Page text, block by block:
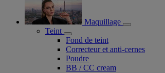
Maquillage
Teint
Fond de teint
Correcteur et anti-cernes
Poudre
BB / CC cream